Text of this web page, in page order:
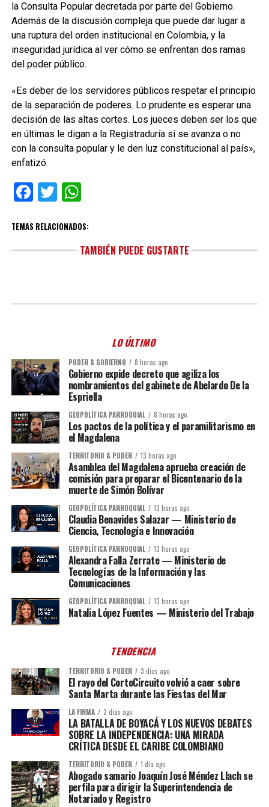
la Consulta Popular decretada por parte del Gobierno.
Además de la discusión compleja que puede dar lugar a
una ruptura del orden institucional en Colombia, y la
inseguridad jurídica al ver cómo se enfrentan dos ramas
del poder público.
«Es deber de los servidores públicos respetar el principio
de la separación de poderes. Lo prudente es esperar una
decisión de las altas cortes. Los jueces deben ser los que
en últimas le digan a la Registraduría si se avanza o no
con la consulta popular y le den luz constitucional al país»,
enfatizó.
Facebook
TwitterWhatsApp
TEMAS RELACIONADOS:
TAMBIÉN PUEDE GUSTARTE
LO ÚLTIMO
PODER & GOBIERNO 8 horas ago
Gobierno expide decreto que agiliza los
nombramientos del gabinete de Abelardo De la
Espriella
GEOPOLÍTICA PARROQUIAL 8 horas ago
Los pactos de la política y el paramilitarismo en
el Magdalena
TERRITORIO & PODER 13 horas ago
Asamblea del Magdalena aprueba creación de
comisión para preparar el Bicentenario de la
muerte de Simón Bolívar
GEOPOLÍTICA PARROQUIAL 13 horas ago
Claudia Benavides Salazar — Ministerio de
Ciencia, Tecnología e Innovación
GEOPOLÍTICA PARROQUIAL 13 horas ago
Alexandra Falla Zerrate — Ministerio de
Tecnologías de la Información y las
Comunicaciones
GEOPOLÍTICA PARROQUIAL 13 horas ago
Natalia López Fuentes — Ministerio del Trabajo
TENDENCIA
TERRITORIO & PODER 3 días ago
El rayo del CortoCircuito volvió a caer sobre
Santa Marta durante las Fiestas del Mar
LA FIRMA 2 días ago
LA BATALLA DE BOYACÁ Y LOS NUEVOS DEBATES
SOBRE LA INDEPENDENCIA: UNA MIRADA
CRÍTICA DESDE EL CARIBE COLOMBIANO
TERRITORIO & PODER 1 día ago
Abogado samario Joaquín José Méndez Llach se
perfila para dirigir la Superintendencia de
Notariado y Registro